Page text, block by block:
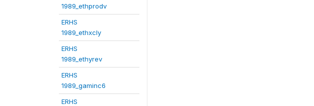
1989_ethprodv
ERHS
1989_ethxcly
ERHS
1989_ethyrev
ERHS
1989_gaminc6
ERHS